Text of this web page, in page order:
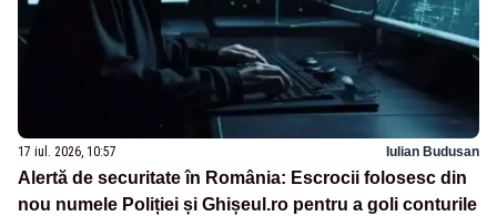
17 iul. 2026, 10:57 Iulian Budusan
Alertă de securitate în România: Escrocii folosesc din
nou numele Poliției și Ghișeul.ro pentru a goli conturile